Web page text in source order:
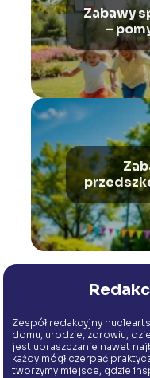
Zabawy
–
Zespół redakcyjny
domu, urodzie, zdrowiu,
jest upraszczanie nawet
każdy mógł czerpać
tworzymy miejsce, gdzie